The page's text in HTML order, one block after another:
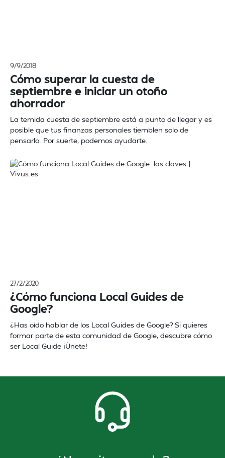
9/9/2018
Cómo superar la cuesta de
septiembre e iniciar un otoño
ahorrador
La temida cuesta de septiembre está a punto de llegar y es
posible que tus finanzas personales tiemblen solo de
pensarlo. Por suerte, podemos ayudarte.
27/2/2020
¿Cómo funciona Local Guides de
Google?
¿Has oído hablar de los Local Guides de Google? Si quieres
formar parte de esta comunidad de Google, descubre cómo
ser Local Guide ¡Únete!